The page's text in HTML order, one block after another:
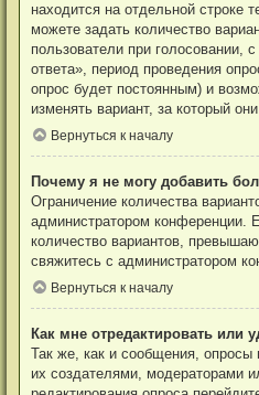
находится на отдельной строке
можете задать количество
пользователи при голосовании,
ответа», период проведения
опрос будет постоянным) и
изменять вариант, за который
Вернуться к началу
Почему я не могу добавить
Ограничение количества
администратором конференции.
количество вариантов,
свяжитесь с администратором
Вернуться к началу
Как мне отредактировать или
Так же, как и сообщения, опросы
их создателями, модераторами